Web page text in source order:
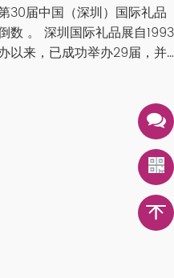
作为专业毛巾生产厂家，
说毛巾的使用卫生问题。
进入梅雨季节，毛巾的使
其是毛巾产品，作为毛巾
家，我们看到很多用户在
时，一般都是直接挂...